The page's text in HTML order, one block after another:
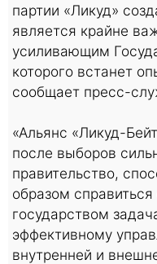
партии «Ликуд»
является крайне
усиливающим
которого встанет
сообщает пресс-
«Альянс «Ликуд-
после выборов
правительство,
образом
государством
эффективному
внутренней и